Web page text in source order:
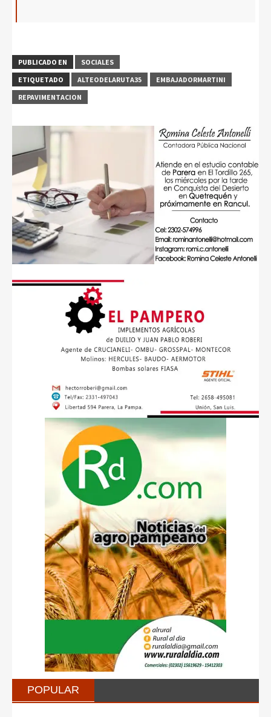
PUBLICADO EN
SOCIALES
ETIQUETADO
ALTEODELARUTA35
EMBAJADORMARTINI
REPAVIMENTACION
POPULAR